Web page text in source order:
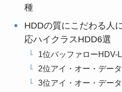
種
HDDの質にこだわる人
応ハイクラスHDD6選
1位バッファローHDV-
2位アイ・オー・デー
3位アイ・オー・デー